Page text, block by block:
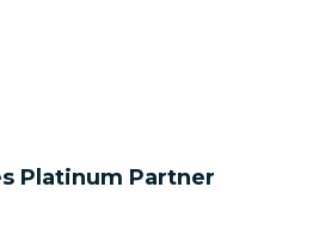
Platinum Partner